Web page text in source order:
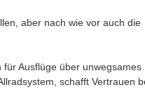
aber nach wie vor auch die
Ausflüge über unwegsames
schafft Vertrauen